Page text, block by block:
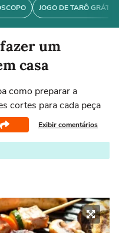
JOGO DE TARÔ GRÁTIS
um
casa
como preparar a
cortes para cada peça
Exibir comentários